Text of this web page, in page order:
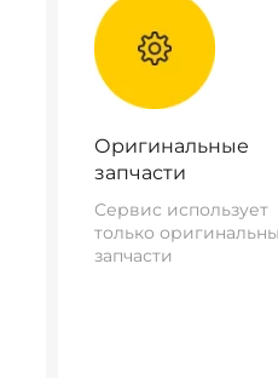
Оригинальные
запчасти
Сервис использует
только
запчасти